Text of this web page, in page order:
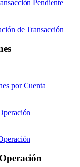
Pendiente
de Transacción
por Cuenta